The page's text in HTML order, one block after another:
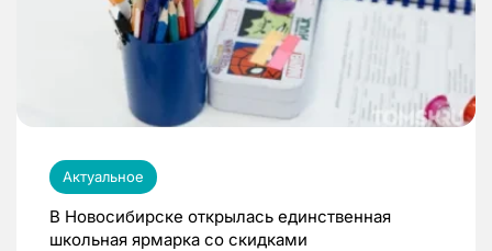
Актуальное
В Новосибирске открылась единственная
школьная ярмарка со скидками